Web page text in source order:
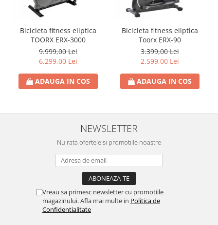
Bicicleta fitness eliptica
TOORX ERX-3000
9.999,00 Lei
6.299,00 Lei
ADAUGA IN COS
Bicicleta fitness eliptica
Toorx ERX-90
3.399,00 Lei
2.599,00 Lei
ADAUGA IN COS
NEWSLETTER
Nu rata ofertele si promotiile noastre
Vreau sa primesc newsletter cu promotiile
magazinului. Afla mai multe in Politica de
Confidentialitate